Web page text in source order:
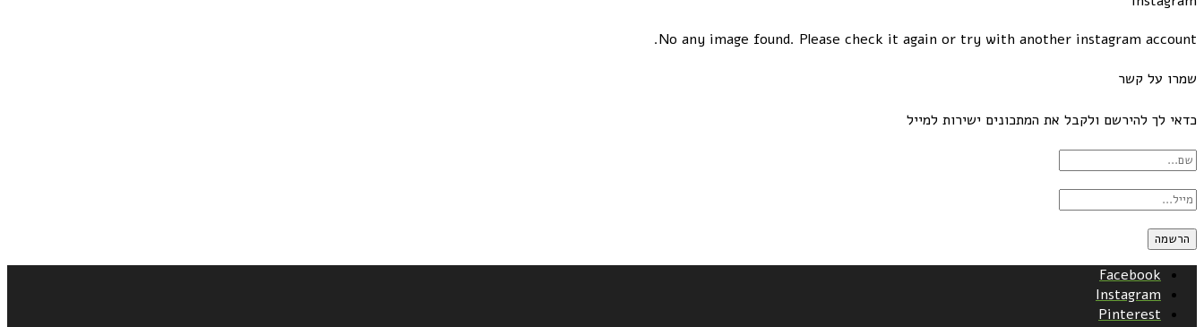
No any image found. Please check it again or try with another instagram account.
שמרו על קשר
כדאי לך להירשם ולקבל את המתכונים ישירות למייל
Facebook
Instagram
Pinterest